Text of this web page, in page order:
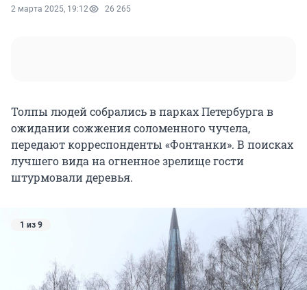
2 марта 2025, 19:12 26 265
Толпы людей собрались в парках Петербурга в
ожидании сожжения соломенного чучела,
передают корреспонденты «Фонтанки». В поисках
лучшего вида на огненное зрелище гости
штурмовали деревья.
1 из 9